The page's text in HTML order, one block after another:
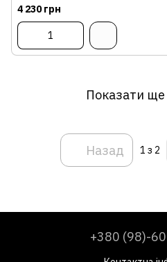
4 230 грн
Показати ще
Назад 1 з 2
+380 (98)-